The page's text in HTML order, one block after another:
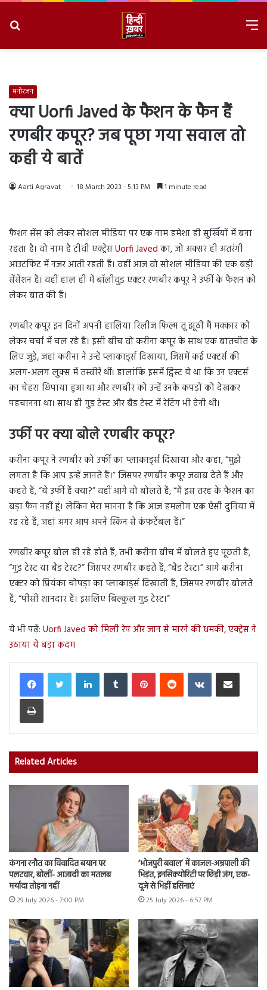
मनोरंजन
क्या Uorfi Javed के फैशन के फैन हैं
रणबीर कपूर? जब पूछा गया सवाल तो
कही ये बातें
Aarti Agravat 18 March 2023 - 5:13 PM 1 minute read
फैशन सेंस को लेकर सोशल मीडिया पर एक नाम हमेशा ही सुर्खियों में बना
रहता है। वो नाम है टीवी एक्ट्रेसUorfi Javed का, जो अक्सर ही अतरंगी
आउटफिट में नजर आती रहती हैं। वहीं आज वो सोशल मीडिया की एक बड़ी
सेंसेशन हैं। वहीं हाल ही में बॉलीवुड एक्टर रणबीर कपूर ने उर्फी के फैशन को
लेकर बात की हैं।
रणबीर कपूर इन दिनों अपनी हालिया रिलीज फिल्म तू झूठी मैं मक्कार को
लेकर चर्चा में चल रहे हैं। इसी बीच वो करीना कपूर के साथ एक बातचीत के
लिए जुड़े, जहां करीना ने उन्हें प्लाकार्ड्स दिखाया, जिसमें कई एक्टर्स की
अलग-अलग लुक्स में तस्वीरें थीं। हालांकि इसमें ट्विस्ट ये था कि उन एक्टर्स
का चेहरा छिपाया हुआ था और रणबीर को उन्हें उनके कपड़ों को देखकर
पहचानना था। साथ ही गुड टेस्ट और बैड टेस्ट में रेटिंग भी देनी थी।
उर्फी पर क्या बोले रणबीर कपूर?
करीना कपूर ने रणबीर को उर्फी का प्लाकार्ड्स दिखाया और कहा, “मुझे
लगता है कि आप इन्हें जानते हैं।” जिसपर रणबीर कपूर जवाब देते हैं और
कहते हैं, “ये उर्फी हैं क्या?” वहीं आगे वो बोलते हैं, “मैं इस तरह के फैशन का
बड़ा फैन नहीं हूं। लेकिन मेरा मानना है कि आज हमलोग एक ऐसी दुनिया में
रह रहे हैं, जहां अगर आप अपने स्किन से कंफर्टेबल हैं।”
रणबीर कपूर बोल ही रहे होते हैं, तभी करीना बीच में बोलते हुए पूछती हैं,
“गुड टेस्ट या बैड टेस्ट?” जिसपर रणबीर कहते हैं, “बैड टेस्ट।” आगे करीना
एक्टर को प्रियंका चोपड़ा का प्लाकार्ड्स दिखाती हैं, जिसपर रणबीर बोलते
हैं, “पीसी शानदार हैं। इसलिए बिल्कुल गुड टेस्ट।”
ये भी पढ़ें: Uorfi Javed को मिली रेप और जान से मारने की धमकी, एक्ट्रेस ने
उठाया ये बड़ा कदम
LinkedInTumblr PinterestReddit VKontakteShare via Email
Print
Related Articles
कंगना रनौत का विवादित बयान पर
पलटवार, बोलीं- आजादी का मतलब
मर्यादा तोड़ना नहीं
29 July 2026 - 7:00 PM
‘भोजपुरी बवाल’ में काजल-अम्रपाली की
भिड़ंत, इनसिक्योरिटी पर छिड़ी जंग, एक-
दूजे से भिड़ीं हसिनाएं
25 July 2026 - 6:57 PM